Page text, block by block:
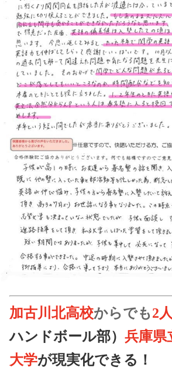
加古川北高校からでも2人
ハンドボール部） 兵庫県
大学が現実化できる！